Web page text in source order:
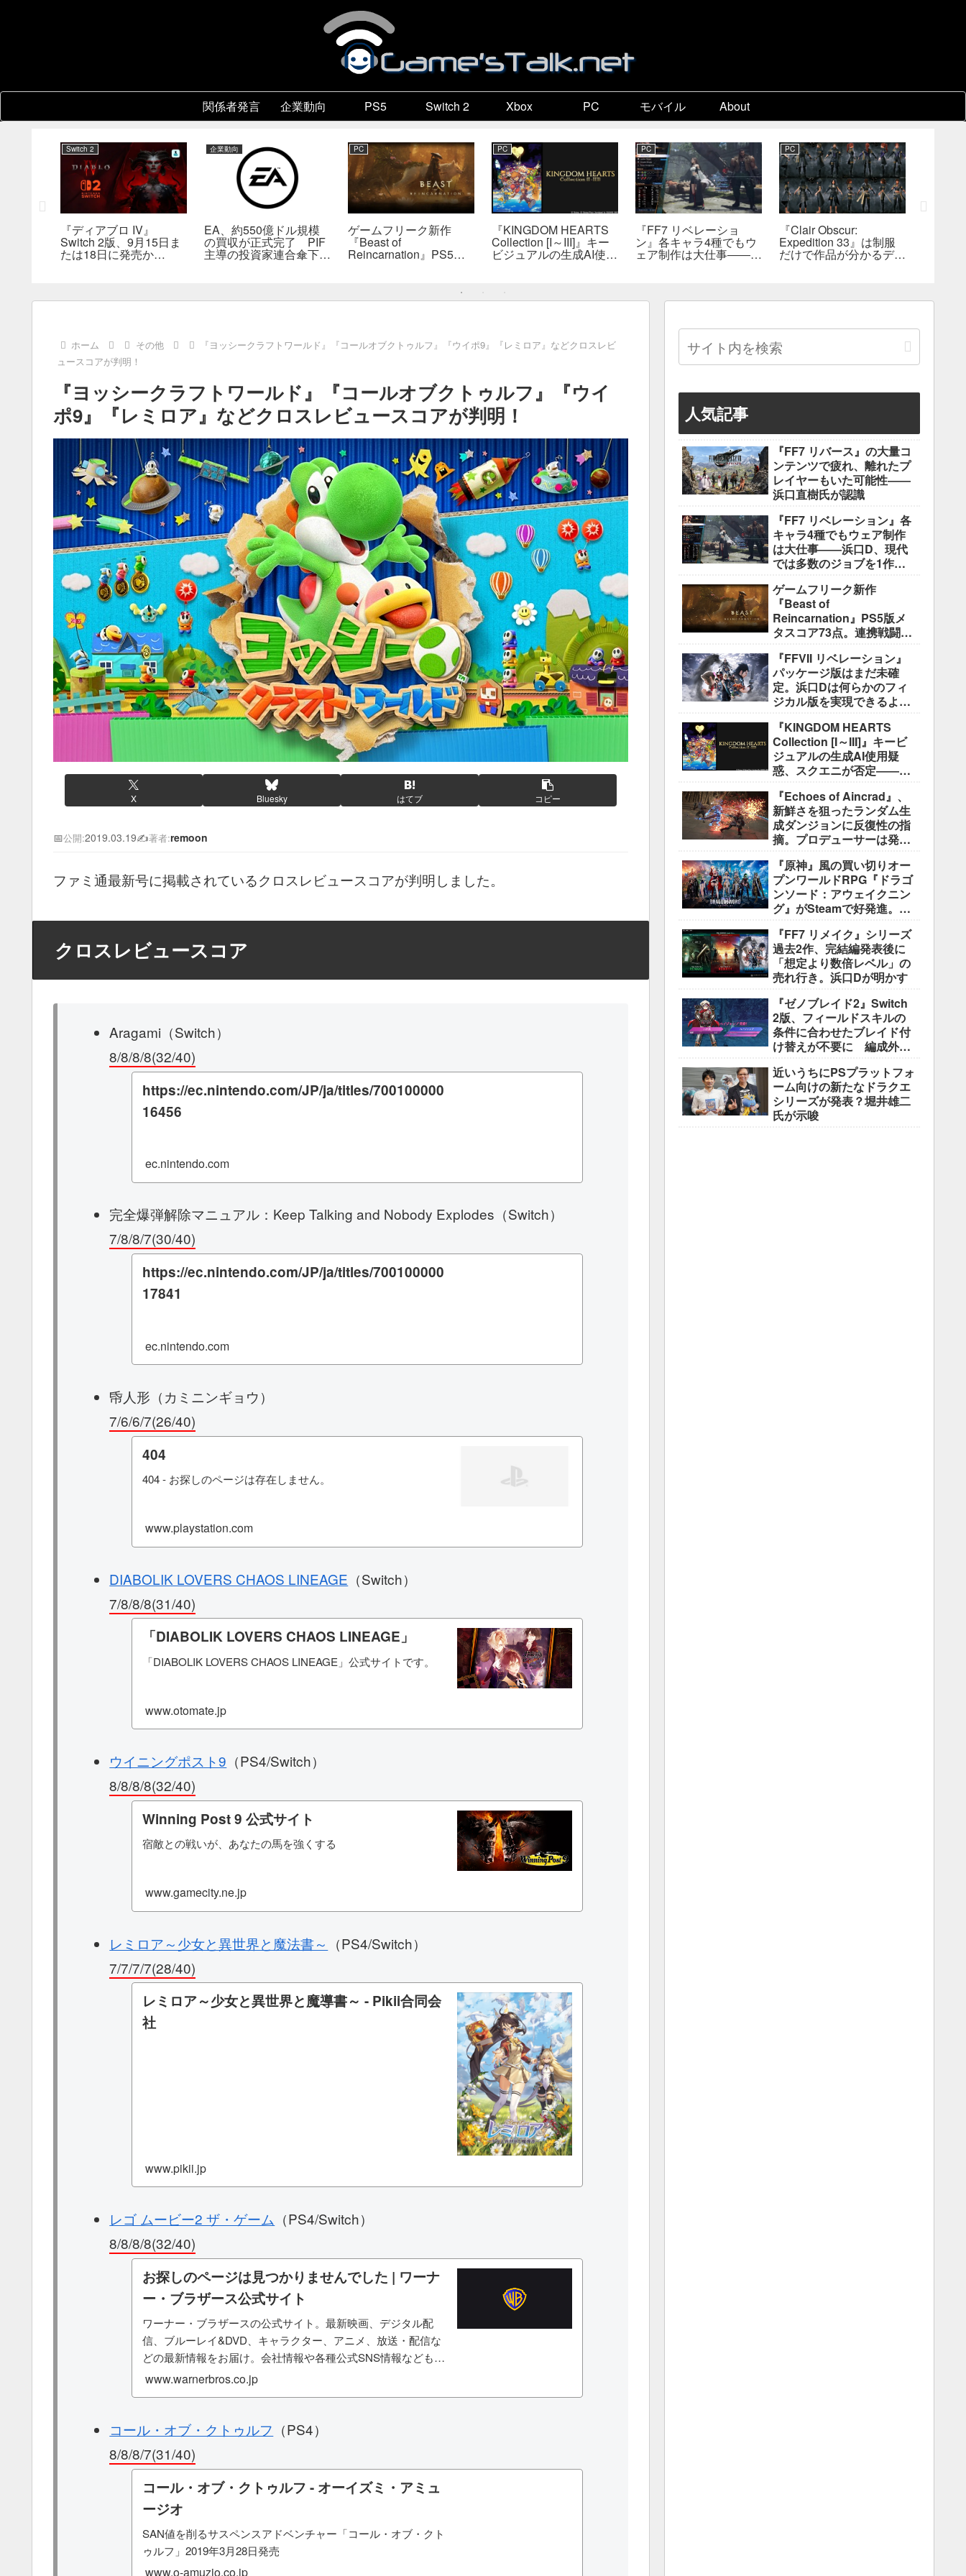
関係者発言 企業動向 PS5 Switch 2 Xbox PC モバイル About
Switch 2
『ディアブロ IV』
Switch 2版、9月15日ま
たは18日に発売か
企業動向
EA、約550億ドル規模
の買収が正式完了 PIF
主導の投資家連合傘下で
PC
ゲームフリーク新作
『Beast of
Reincarnation』PS5版
の“ボス再戦続き”には不
満
PC
『KINGDOM HEARTS
Collection [I～III]』キー
ビジュアルの生成AI使用
為的ミス」
PC
『FF7 リベレーショ
ン』各キャラ4種でもウ
ェア制作は大仕事――浜
PC
『Clair Obscur:
Expedition 33』は制服
だけで作品が分かるデザ
造形が影響
ホーム その他
『ヨッシークラフトワールド』『コールオブクトゥルフ』『ウイポ9』『レミロア』などクロスレビ
ュースコアが判明！
『ヨッシークラフトワールド』『コールオブクトゥルフ』『ウイ
ポ9』『レミロア』などクロスレビュースコアが判明！
X Bluesky はてブ コピー
📅公開:2019.03.19✍️著者:remoon
ファミ通最新号に掲載されているクロスレビュースコアが判明しました。
クロスレビュースコア
Aragami（Switch）
8/8/8/8(32/40)
https://ec.nintendo.com/JP/ja/titles/700100000
16456
ec.nintendo.com
完全爆弾解除マニュアル：Keep Talking and Nobody Explodes（Switch）
7/8/8/7(30/40)
https://ec.nintendo.com/JP/ja/titles/700100000
17841
ec.nintendo.com
帋人形（カミニンギョウ）
7/6/6/7(26/40)
404
404 - お探しのページは存在しません。
www.playstation.com
DIABOLIK LOVERS CHAOS LINEAGE （Switch）
7/8/8/8(31/40)
「DIABOLIK LOVERS CHAOS LINEAGE」
「DIABOLIK LOVERS CHAOS LINEAGE」公式サイトです。
www.otomate.jp
ウイニングポスト9 （PS4/Switch）
8/8/8/8(32/40)
Winning Post 9 公式サイト
宿敵との戦いが、あなたの馬を強くする
www.gamecity.ne.jp
レミロア～少女と異世界と魔法書～ （PS4/Switch）
7/7/7/7(28/40)
レミロア～少女と異世界と魔導書～ - Pikii合同会
社
www.pikii.jp
レゴ ムービー2 ザ・ゲーム （PS4/Switch）
8/8/8/8(32/40)
お探しのページは見つかりませんでした | ワーナ
ー・ブラザース公式サイト
ワーナー・ブラザースの公式サイト。最新映画、デジタル配
信、ブルーレイ&DVD、キャラクター、アニメ、放送・配信な
どの最新情報をお届け。会社情報や各種公式SNS情報なども掲
載しています。
www.warnerbros.co.jp
コール・オブ・クトゥルフ （PS4）
8/8/8/7(31/40)
コール・オブ・クトゥルフ - オーイズミ・アミュ
ージオ
SAN値を削るサスペンスアドベンチャー「コール・オブ・クト
ゥルフ」2019年3月28日発売
www.o-amuzio.co.jp
人気記事
『FF7 リバース』の大量コ
ンテンツで疲れ、離れたプ
レイヤーもいた可能性――
浜口直樹氏が認識
『FF7 リベレーション』各
キャラ4種でもウェア制作
は大仕事――浜口D、現代
では多数のジョブを1作に
説明
ゲームフリーク新作
『Beast of
Reincarnation』PS5版メ
タスコア73点。連携戦闘は
き”には不満
『FFVII リベレーション』
パッケージ版はまだ未確
定。浜口Dは何らかのフィ
ジカル版を実現できるよう
『KINGDOM HEARTS
Collection [I～III]』キービ
ジュアルの生成AI使用疑
惑、スクエニが否定――不
ス」
『Echoes of Aincrad』、
新鮮さを狙ったランダム生
成ダンジョンに反復性の指
摘。プロデューサーは発売
『原神』風の買い切りオー
プンワールドRPG『ドラゴ
ンソード：アウェイクニン
グ』がSteamで好発進。価
件超で約90％好評
『FF7 リメイク』シリーズ
過去2作、完結編発表後に
「想定より数倍レベル」の
売れ行き。浜口Dが明かす
『ゼノブレイド2』Switch
2版、フィールドスキルの
条件に合わせたブレイド付
け替えが不要に 編成外の
近いうちにPSプラットフォ
ーム向けの新たなドラクエ
シリーズが発表？堀井雄二
氏が示唆